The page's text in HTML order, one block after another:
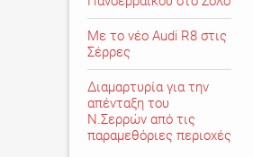
Με το νέο Audi R8 στις
Σέρρες
Διαμαρτυρία για την
απένταξη του
Ν.Σερρών από τις
παραμεθόριες περιοχές